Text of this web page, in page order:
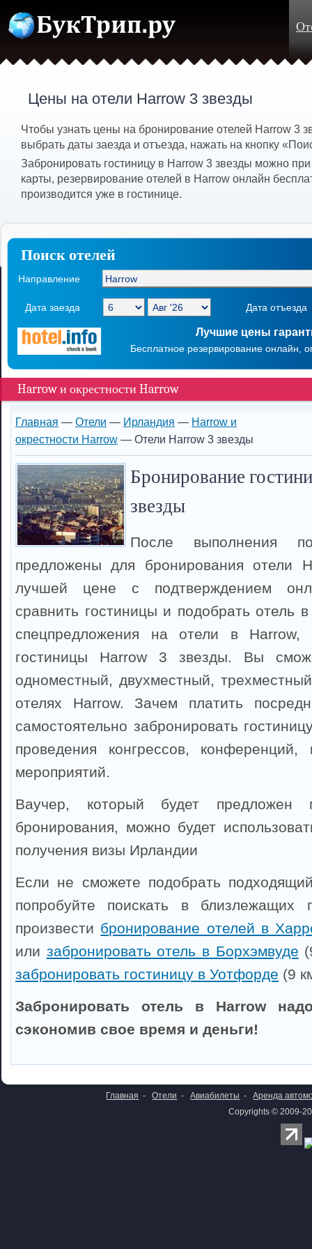
Цены на отели Harrow 3 звезды
Чтобы узнать цены на бронирование отелей Harrow 3
выбрать даты заезда и отъезда, нажать на кнопку
Забронировать гостиницу в Harrow 3 звезды можно
карты, резервирование отелей в Harrow онлайн
производится уже в гостинице.
Поиск отелей
Направление
Дата заезда Дата отъезда
Лучшие цены
Бесплатное резервирование онлайн,
Harrow и окрестности Harrow
Главная — Отели — Ирландия — Harrow и
окрестности Harrow — Отели Harrow 3 звезды
Бронирование
звезды
После выполнения
предложены для бронирования отели
лучшей цене с подтверждением
сравнить гостиницы и подобрать отель
спецпредложения на отели в
гостиницы Harrow 3 звезды. Вы
одноместный, двухместный,
отелях Harrow. Зачем платить
самостоятельно забронировать
проведения конгрессов, конференций,
мероприятий.
Ваучер, который будет предложен
бронирования, можно будет
получения визы Ирландии
Если не сможете подобрать
попробуйте поискать в близлежащих
произвести бронирование отелей в
или забронировать отель в Борхэмвуде
забронировать гостиницу в Уотфорде (9
Забронировать отель в Harrow
сэкономив свое время и деньги!
Главная - Отели - Авиабилеты -
Аренда
Copyrights © 2009-